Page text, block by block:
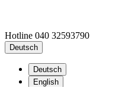
Hotline 040 32593790
Deutsch
Deutsch
English